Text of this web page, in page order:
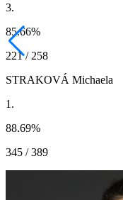
3.
85.66%
221 / 258
STRAKOVÁ Michaela
1.
88.69%
345 / 389